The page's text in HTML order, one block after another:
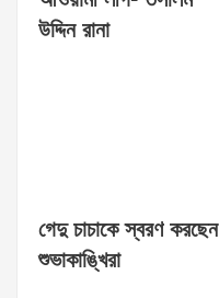
উদ্দিন রানা
গেদু চাচাকে স্বরণ করছেন
শুভাকাঙ্খিরা